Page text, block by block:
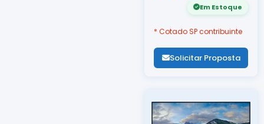
Em Estoque
* Cotado SP contribuinte
Solicitar Proposta